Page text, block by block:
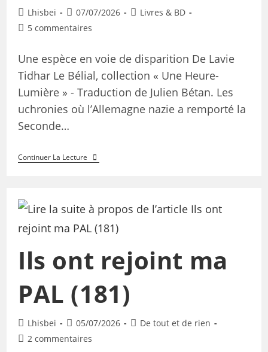
Lhisbei 07/07/2026
Livres & BD
5 commentaires
Une espèce en voie de disparition De Lavie
Tidhar Le Bélial, collection « Une Heure-
Lumière » - Traduction de Julien Bétan. Les
uchronies où l’Allemagne nazie a remporté la
Seconde…
Continuer La Lecture
Ils ont rejoint ma
PAL (181)
Lhisbei 05/07/2026
De tout et de rien
2 commentaires